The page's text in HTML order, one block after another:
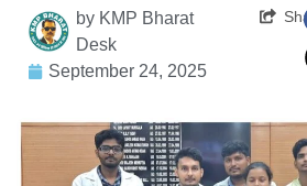
by KMP Bharat
Desk
September 24, 2025